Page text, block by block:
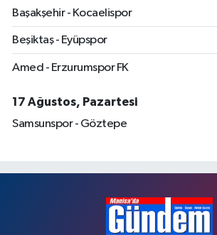
Başakşehir - Kocaelispor
Beşiktaş - Eyüpspor
Amed - Erzurumspor FK
17 Ağustos, Pazartesi
Samsunspor - Göztepe